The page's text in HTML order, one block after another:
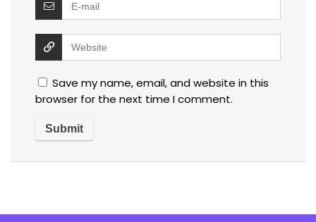
Save my name, email, and website in this
browser for the next time I comment.